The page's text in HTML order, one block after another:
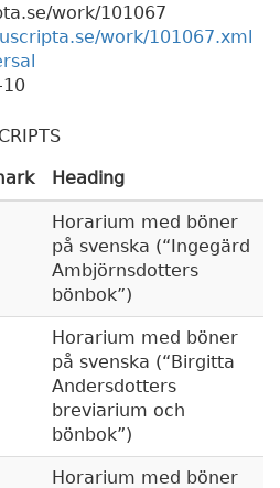
work/101067
work/101067.xml
Heading
Horarium med böner
på svenska ( Ingegärd
Ambjörnsdotters
bönbok )
Horarium med böner
på svenska ( Birgitta
Andersdotters
breviarium och
bönbok )
Horarium med böner